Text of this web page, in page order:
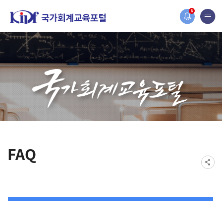
N
홈페이지가 새롭게 개편되었습니다.
한국조세재정연구원홈페이지가 새롭게 개설되었습니다.
FAQ